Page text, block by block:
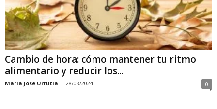
Cambio de hora: cómo mantener tu ritmo
alimentario y reducir los...
María José Urrutia - 28/08/2024 0